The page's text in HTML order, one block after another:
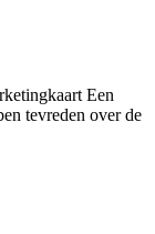
Een
tevreden over de